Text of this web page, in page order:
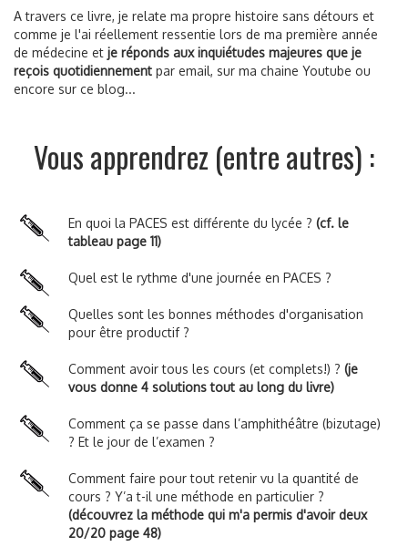
A travers ce livre, je relate ma propre histoire sans détours et
comme je l'ai réellement ressentie lors de ma première année
de médecine et je réponds aux inquiétudes majeures que je
reçois quotidiennement par email, sur ma chaine Youtube ou
encore sur ce blog...
Vous apprendrez (entre autres) :
En quoi la PACES est différente du lycée ? (cf. le
tableau page 11)
Quel est le rythme d'une journée en PACES ?
Quelles sont les bonnes méthodes d'organisation
pour être productif ?
Comment avoir tous les cours (et complets!) ? (je
vous donne 4 solutions tout au long du livre)
Comment ça se passe dans l’amphithéâtre (bizutage)
? Et le jour de l’examen ?
Comment faire pour tout retenir vu la quantité de
cours ? Y’a t-il une méthode en particulier ?
(découvrez la méthode qui m'a permis d'avoir deux
20/20 page 48)